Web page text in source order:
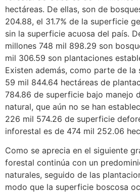
hectáreas. De ellas, son de
204.88, el 31.7% de la superficie
sin la superficie acuosa del país.
millones 748 mil 898.29 son
mil 306.59 son plantaciones
Existen además, como parte de
59 mil 844.64 hectáreas de
784.86 de superficie bajo manejo
natural, que aún no se han
226 mil 574.26 de superficie
inforestal es de 474 mil 252.06
Como se aprecia en el siguiente
forestal continúa con un
naturales, seguido de las
modo que la superficie boscosa